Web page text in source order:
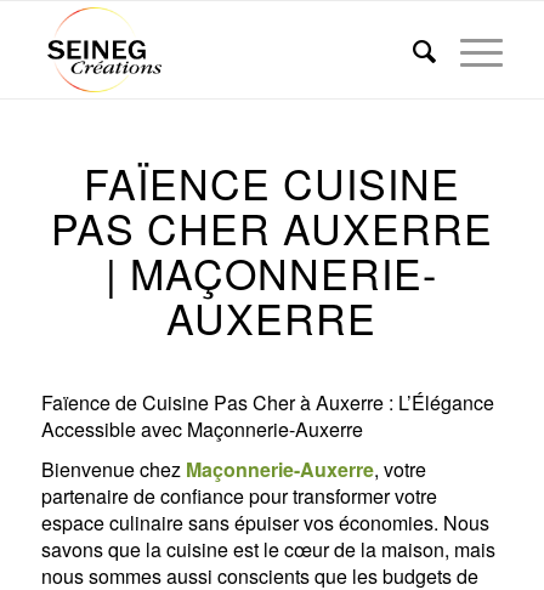
FAÏENCE CUISINE
PAS CHER AUXERRE
| MAÇONNERIE-
AUXERRE
Faïence de Cuisine Pas Cher à Auxerre : L’Élégance
Accessible avec Maçonnerie-Auxerre
Bienvenue chez Maçonnerie-Auxerre, votre
partenaire de confiance pour transformer votre
espace culinaire sans épuiser vos économies. Nous
savons que la cuisine est le cœur de la maison, mais
nous sommes aussi conscients que les budgets de